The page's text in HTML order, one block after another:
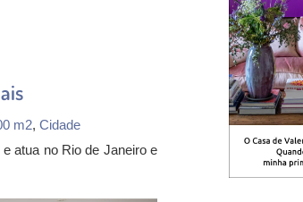
m2, Cidade
atua no Rio de Janeiro e